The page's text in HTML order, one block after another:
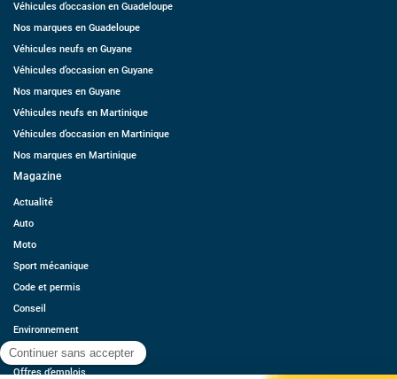
Véhicules d’occasion en Guadeloupe
Nos marques en Guadeloupe
Véhicules neufs en Guyane
Véhicules d’occasion en Guyane
Nos marques en Guyane
Véhicules neufs en Martinique
Véhicules d’occasion en Martinique
Nos marques en Martinique
Magazine
Actualité
Auto
Moto
Sport mécanique
Code et permis
Conseil
Environnement
Économie
Offres d’emplois